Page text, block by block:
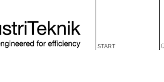
START